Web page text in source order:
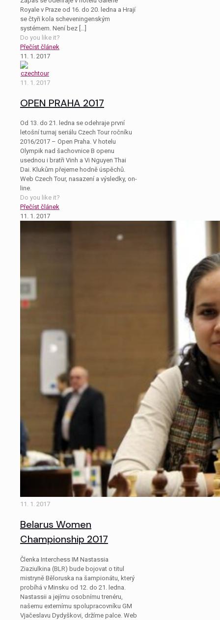
Royale v Praze od 16. do 20. ledna a Hrají
se čtyři kola scheveningenským
systémem. Není bez […]
Do you like it?
Přečíst článek
11. 1. 2017
11. 1. 2017
OPEN PRAHA 2017
Od 13. do 21. ledna se odehraje první
letošní turnaj seriálu Czech Tour ročníku
2016/2017 – Open Praha. V hotelu
Olympik nad šachovnice B openu
usednou i bratři Vinh a Vi Nguyen Thai
Dai. Klukům přejeme hodně úspěchů.
Web Czech Tour, nasazení a výsledky, on-
line.
Do you like it?
Přečíst článek
11. 1. 2017
11. 1. 2017
Belarus Women
Championship 2017
Členka Interchess IM Nastassia
Ziaziulkina (BLR) bude bojovat o titul
mistryně Běloruska na šampionátu, který
probíhá v Minsku od 12. do 21. ledna.
Nastassii a jejímu osobnímu trenéru,
našemu externímu spolupracovníku GM
Vjačeslavu Dydyškovi, držíme palce. Web